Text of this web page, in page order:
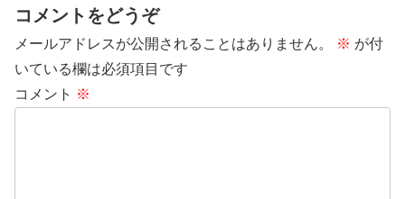
コメントをどうぞ
メールアドレスが公開されることはありません。 ※ が付
いている欄は必須項目です
コメント ※